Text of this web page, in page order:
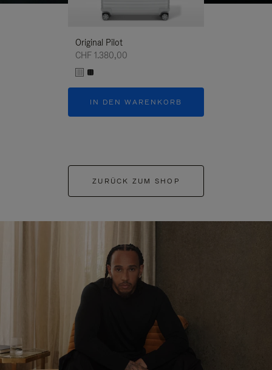
Original Pilot
CHF 1.380,00
IN DEN WARENKORB
ZURÜCK ZUM SHOP